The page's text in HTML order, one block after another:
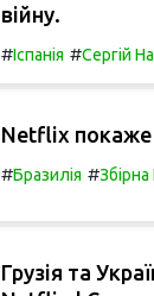
війну.
#Іспанія #Сергій
Netflix покаже
#Бразилія #Збірна
Грузія та